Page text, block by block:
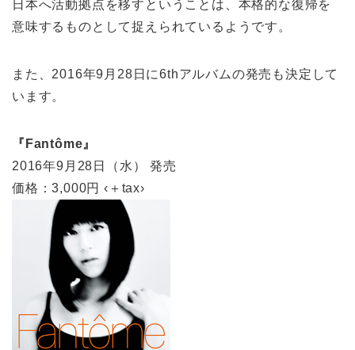
日本へ活動拠点を移すということは、本格的な復帰を
意味するものとして捉えられているようです。
また、2016年9月28日に6thアルバムの発売も決定して
います。
『Fantôme』
2016年9月28日（水） 発売
価格：3,000円 ‹＋tax›